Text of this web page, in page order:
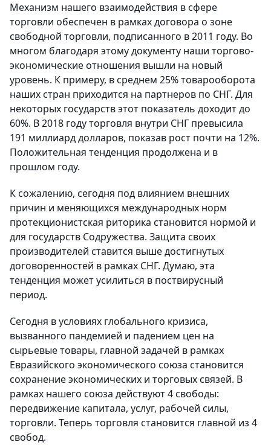
Механизм нашего взаимодействия в сфере
торговли обеспечен в рамках договора о зоне
свободной торговли, подписанного в 2011 году. Во
многом благодаря этому документу наши торгово-
экономические отношения вышли на новый
уровень. К примеру, в среднем 25% товарооборота
наших стран приходится на партнеров по СНГ. Для
некоторых государств этот показатель доходит до
60%. В 2018 году торговля внутри СНГ превысила
191 миллиард долларов, показав рост почти на 12%.
Положительная тенденция продолжена и в
прошлом году.
К сожалению, сегодня под влиянием внешних
причин и меняющихся международных норм
протекционистская риторика становится нормой и
для государств Содружества. Защита своих
производителей ставится выше достигнутых
договоренностей в рамках СНГ. Думаю, эта
тенденция может усилиться в поствирусный
период.
Сегодня в условиях глобального кризиса,
вызванного пандемией и падением цен на
сырьевые товары, главной задачей в рамках
Евразийского экономического союза становится
сохранение экономических и торговых связей. В
рамках нашего союза действуют 4 свободы:
передвижение капитала, услуг, рабочей силы,
торговли. Теперь торговля становится главной из 4
свобод.